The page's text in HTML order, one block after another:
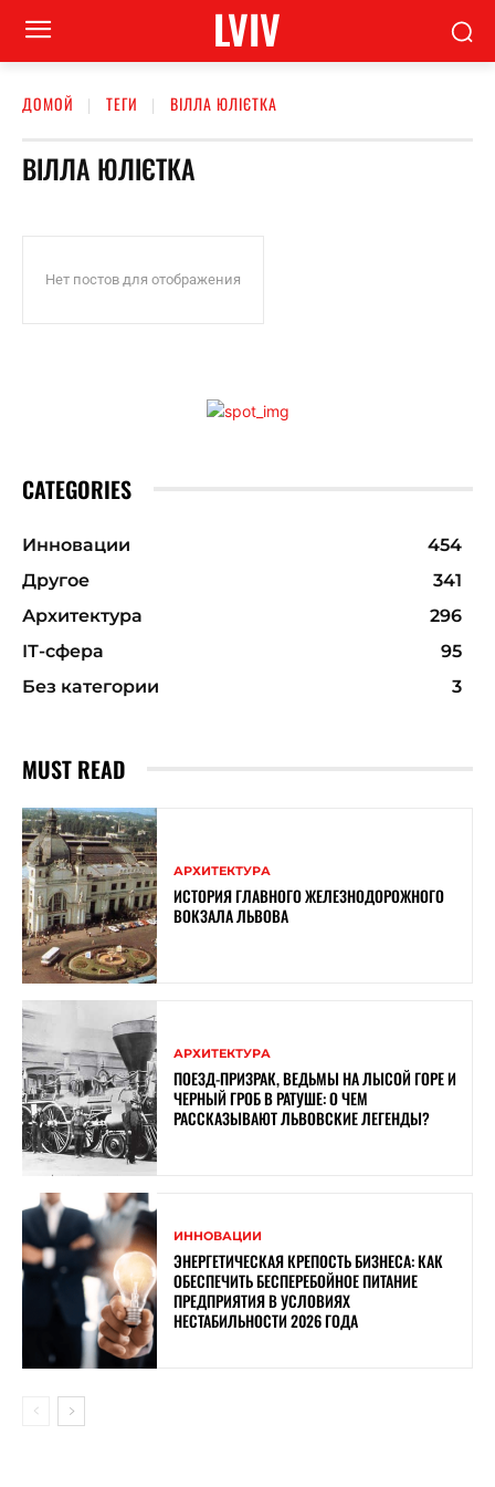
LVIV
ДОМОЙ ТЕГИ ВІЛЛА ЮЛІЄТКА
ВІЛЛА ЮЛІЄТКА
Нет постов для отображения
CATEGORIES
Инновации
454
Другое
341
Архитектура
296
ІТ-сфера
95
Без категории
3
MUST READ
АРХИТЕКТУРА
ИСТОРИЯ ГЛАВНОГО ЖЕЛЕЗНОДОРОЖНОГО
ВОКЗАЛА ЛЬВОВА
АРХИТЕКТУРА
ПОЕЗД-ПРИЗРАК, ВЕДЬМЫ НА ЛЫСОЙ ГОРЕ И
ЧЕРНЫЙ ГРОБ В РАТУШЕ: О ЧЕМ
РАССКАЗЫВАЮТ ЛЬВОВСКИЕ ЛЕГЕНДЫ?
ИННОВАЦИИ
ЭНЕРГЕТИЧЕСКАЯ КРЕПОСТЬ БИЗНЕСА: КАК
ОБЕСПЕЧИТЬ БЕСПЕРЕБОЙНОЕ ПИТАНИЕ
ПРЕДПРИЯТИЯ В УСЛОВИЯХ
НЕСТАБИЛЬНОСТИ 2026 ГОДА